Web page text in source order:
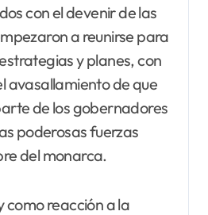
con el devenir de las
a reunirse para
y planes, con
avasallamiento de que
de los gobernadores
poderosas fuerzas
del monarca.
como reacción a la